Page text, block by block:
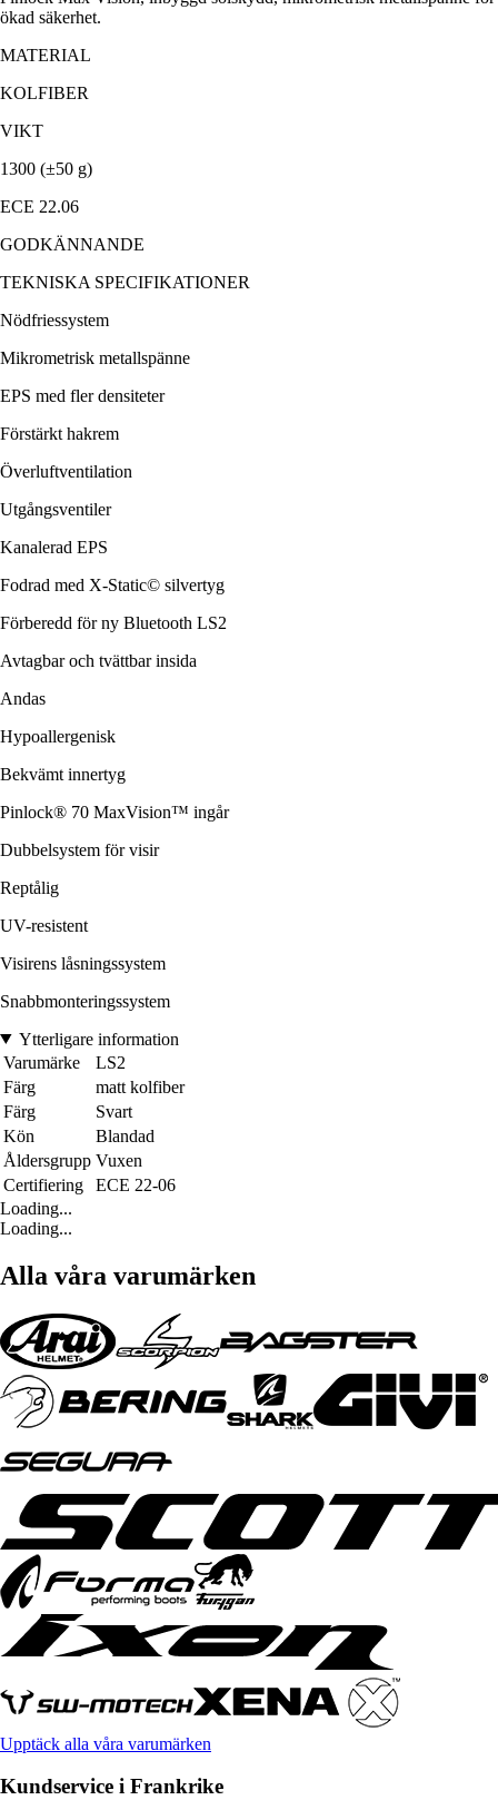
ökad säkerhet.
MATERIAL
KOLFIBER
VIKT
1300 (±50 g)
ECE 22.06
GODKÄNNANDE
TEKNISKA SPECIFIKATIONER
Nödfriessystem
Mikrometrisk metallspänne
EPS med fler densiteter
Förstärkt hakrem
Överluftventilation
Utgångsventiler
Kanalerad EPS
Fodrad med X-Static© silvertyg
Förberedd för ny Bluetooth LS2
Avtagbar och tvättbar insida
Andas
Hypoallergenisk
Bekvämt innertyg
Pinlock® 70 MaxVision™ ingår
Dubbelsystem för visir
Reptålig
UV-resistent
Visirens låsningssystem
Snabbmonteringssystem
Ytterligare information
Varumärke
LS2
Färg
matt kolfiber
Färg
Svart
Kön
Blandad
Åldersgrupp Vuxen
Certifiering
ECE 22-06
Loading...
Loading...
Alla våra varumärken
Upptäck alla våra varumärken
Kundservice i Frankrike